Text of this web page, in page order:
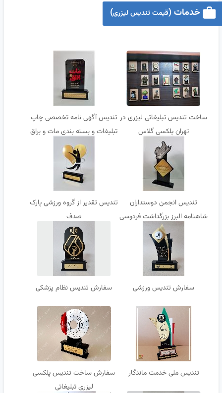
خدمات (قیمت تندیس لیزری)
ساخت تندیس تبلیغاتی لیزری در
تهران پلکسی گلاس
تندیس آگهی نامه تخصصی چاپ
تبلیغات و بسته بندی مات و براق
تندیس انجمن دوستداران
شاهنامه البرز بزرگداشت فردوسی
تندیس تقدیر از گروه ورزشی پارک
صدف
سفارش تندیس ورزشی سفارش تندیس نظام پزشکی
تندیس ملی خدمت ماندگار
سفارش ساخت تندیس پلکسی
لیزری تبلیغاتی